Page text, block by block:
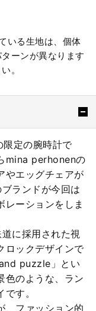
いる生地は、個体
ーンが異なります
。
定の腕時計で
mina perhonenの
やエッグチェアが
ランドが今回は
レーションをしま
に採用された視
ロックデザインで
puzzle」とい
色のような、ラン
す。
、ファッション的